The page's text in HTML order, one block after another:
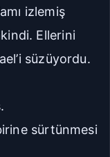
izlemiş
Ellerini
süzüyordu.
sürtünmesi